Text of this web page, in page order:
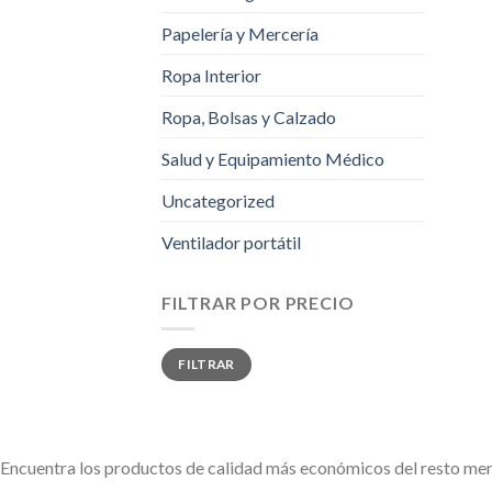
Papelería y Mercería
Ropa Interior
Ropa, Bolsas y Calzado
Salud y Equipamiento Médico
Uncategorized
Ventilador portátil
FILTRAR POR PRECIO
Precio
mínimo
Precio
máximo
FILTRAR
Encuentra los productos de calidad más económicos del resto